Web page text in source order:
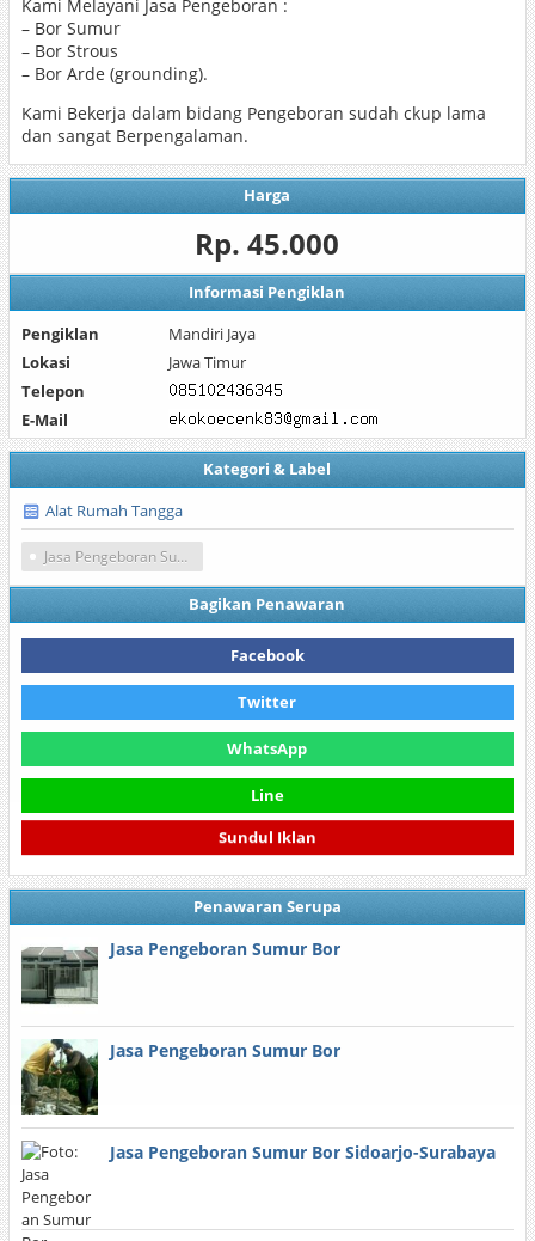
Kami Melayani Jasa Pengeboran :
– Bor Sumur
– Bor Strous
– Bor Arde (grounding).
Kami Bekerja dalam bidang Pengeboran sudah ckup lama
dan sangat Berpengalaman.
Harga
Rp. 45.000
Informasi Pengiklan
Pengiklan
Mandiri Jaya
Lokasi
Jawa Timur
Telepon
E-Mail
Kategori & Label
Alat Rumah Tangga
Jasa Pengeboran Sumur
Bagikan Penawaran
Facebook
Twitter
WhatsApp
Line
Sundul Iklan
Penawaran Serupa
Jasa Pengeboran Sumur Bor
Jasa Pengeboran Sumur Bor
Jasa Pengeboran Sumur Bor Sidoarjo-Surabaya